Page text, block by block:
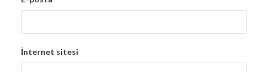
İnternet sitesi